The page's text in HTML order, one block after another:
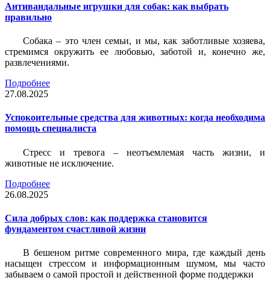
Антивандальные игрушки для собак: как выбрать
правильно
Собака – это член семьи, и мы, как заботливые хозяева,
стремимся окружить ее любовью, заботой и, конечно же,
развлечениями.
Подробнее
27.08.2025
Успокоительные средства для животных: когда необходима
помощь специалиста
Стресс и тревога – неотъемлемая часть жизни, и
животные не исключение.
Подробнее
26.08.2025
Сила добрых слов: как поддержка становится
фундаментом счастливой жизни
В бешеном ритме современного мира, где каждый день
насыщен стрессом и информационным шумом, мы часто
забываем о самой простой и действенной форме поддержки